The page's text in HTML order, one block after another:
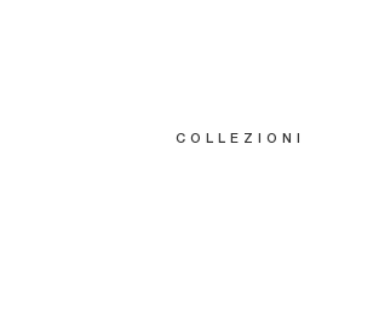
COLLEZIONI